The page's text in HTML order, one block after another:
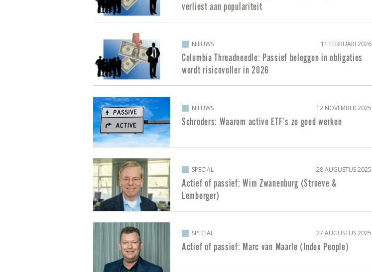
verliest aan populariteit
NIEUWS 11 FEBRUARI 2026
Columbia Threadneedle: Passief beleggen in obligaties
wordt risicovoller in 2026
NIEUWS 12 NOVEMBER 2025
Schroders: Waarom active ETF’s zo goed werken
SPECIAL 28 AUGUSTUS 2025
Actief of passief: Wim Zwanenburg (Stroeve &
Lemberger)
SPECIAL 27 AUGUSTUS 2025
Actief of passief: Marc van Maarle (Index People)